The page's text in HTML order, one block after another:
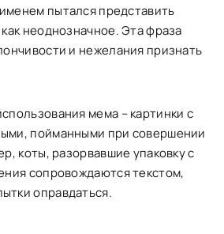
пытался представить
неоднозначное. Эта фраза
и нежелания признать
мема – картинки с
пойманными при совершении
коты, разорвавшие упаковку с
сопровождаются текстом,
оправдаться.